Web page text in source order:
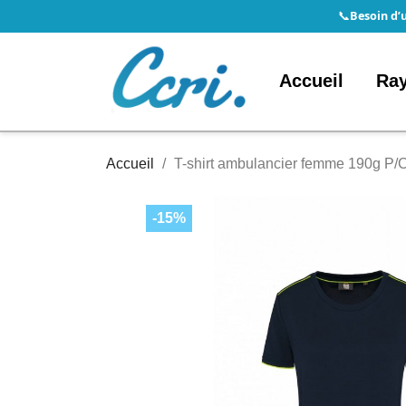
📞Besoin
Accueil
Accueil T-shirt ambulancier femme 190g P/
-15%